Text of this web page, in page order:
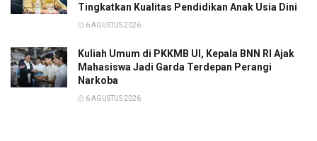
Tingkatkan Kualitas Pendidikan Anak Usia Dini
6 AGUSTUS 2026
Kuliah Umum di PKKMB UI, Kepala BNN RI Ajak
Mahasiswa Jadi Garda Terdepan Perangi
Narkoba
6 AGUSTUS 2026